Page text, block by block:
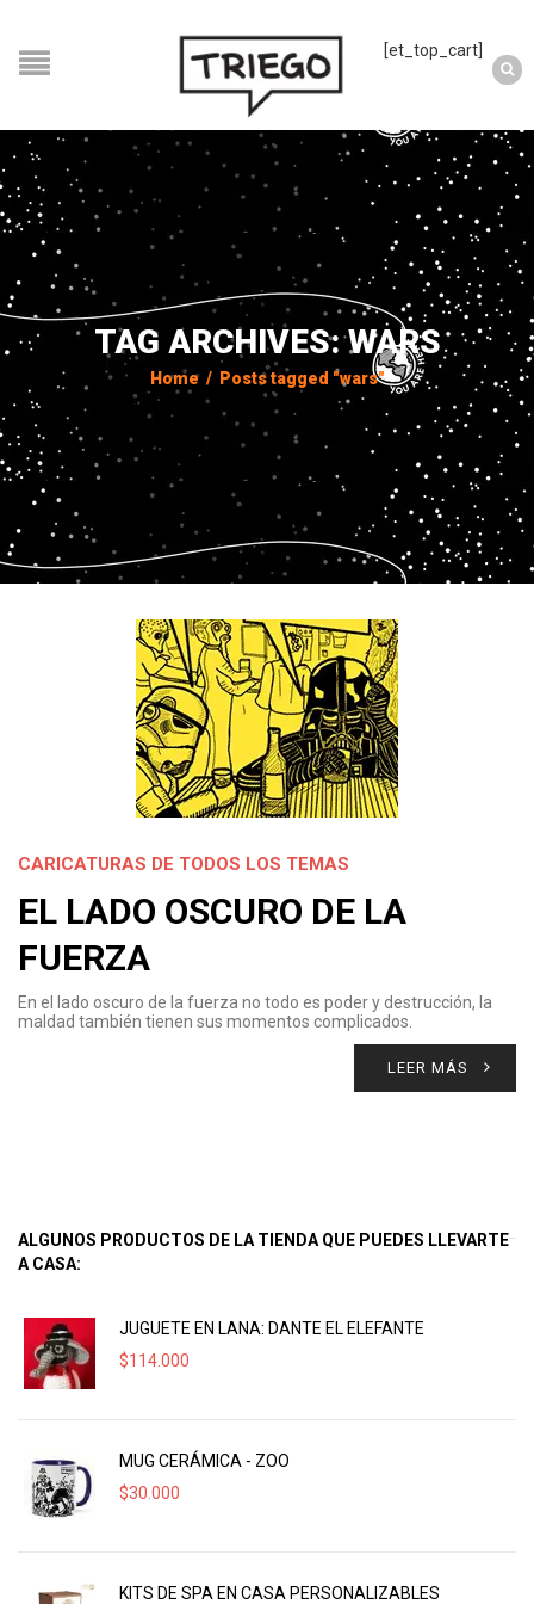
[et_top_cart]
TAG ARCHIVES: WARS
Home / Posts tagged "wars"
CARICATURAS DE TODOS LOS TEMAS
EL LADO OSCURO DE LA
FUERZA
En el lado oscuro de la fuerza no todo es poder y destrucción, la
maldad también tienen sus momentos complicados.
LEER MÁS
ALGUNOS PRODUCTOS DE LA TIENDA QUE PUEDES LLEVARTE
A CASA:
JUGUETE EN LANA: DANTE EL ELEFANTE
$114.000
MUG CERÁMICA - ZOO
$30.000
KITS DE SPA EN CASA PERSONALIZABLES